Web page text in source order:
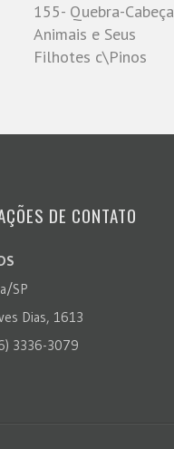
155- Quebra-Cabeça
Animais e Seus
Filhotes c\Pinos
DE CONTATO
SP
Dias, 1613
3336-3079